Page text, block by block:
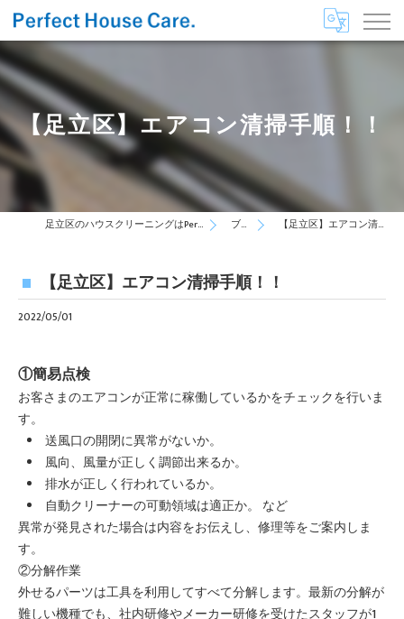
【足立区】エアコン清掃手順！！
足立区のハウスクリーニングはPerfect House Care ブログ 【足立区】エアコン清掃手順！！
【足立区】エアコン清掃手順！！
2022/05/01
①簡易点検
お客さまのエアコンが正常に稼働しているかをチェックを行いま
す。
送風口の開閉に異常がないか。
風向、風量が正しく調節出来るか。
排水が正しく行われているか。
自動クリーナーの可動領域は適正か。 など
異常が発見された場合は内容をお伝えし、修理等をご案内しま
す。
②分解作業
外せるパーツは工具を利用してすべて分解します。最新の分解が
難しい機種でも、社内研修やメーカー研修を受けたスタッフが1